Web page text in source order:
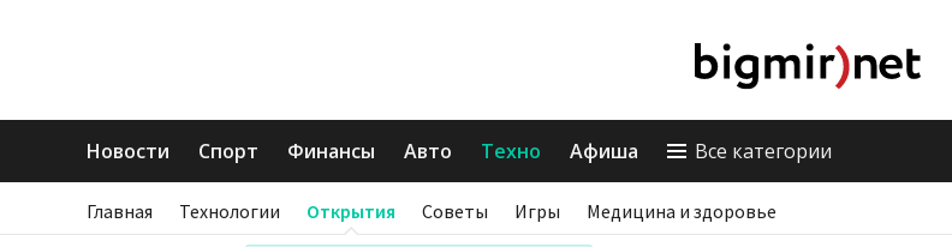
Новости Спорт Финансы Авто Техно Афиша Все категории
Главная Технологии Открытия Советы Игры Медицина и здоровье